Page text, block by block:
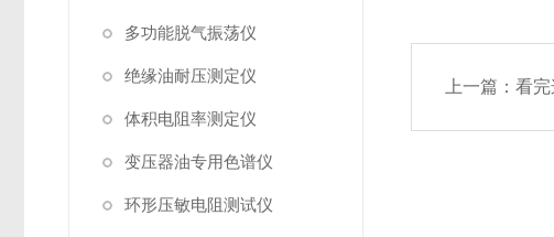
多功能脱气振荡仪
绝缘油耐压测定仪
体积电阻率测定仪
变压器油专用色谱仪
环形压敏电阻测试仪
上一篇：看完